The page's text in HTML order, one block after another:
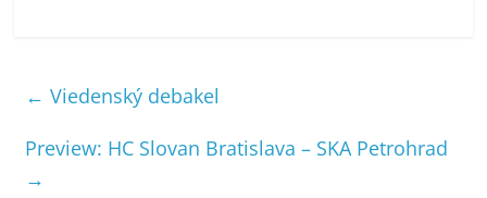
← Viedenský debakel
Preview: HC Slovan Bratislava – SKA Petrohrad
→